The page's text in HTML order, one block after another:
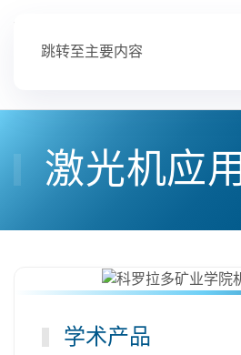
跳转至主要内容
激光机应用
学术产品